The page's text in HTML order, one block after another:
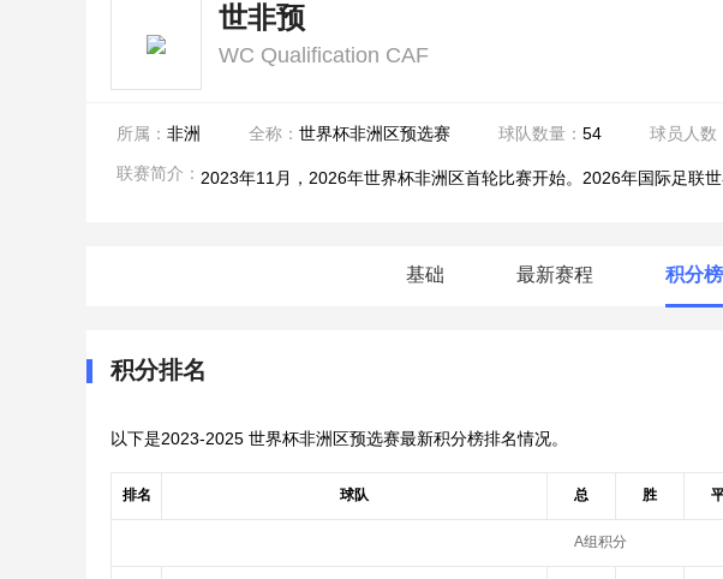
世非预
WC Qualification CAF
所属： 非洲 全称： 世界杯非洲区预选赛 球队数量： 54 球员人数
联赛简介： 2023年11月，2026年世界杯非洲区首轮比赛开始。2026年国际足联
基础 最新赛程 积分榜
积分排名
以下是2023-2025 世界杯非洲区预选赛最新积分榜排名情况。
排名 球队 总 胜
A组积分